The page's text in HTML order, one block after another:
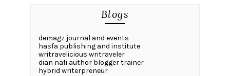
Blogs
demagz journal and events
hasfa publishing and institute
writravelicious writraveler
dian nafi author blogger trainer
hybrid writerpreneur